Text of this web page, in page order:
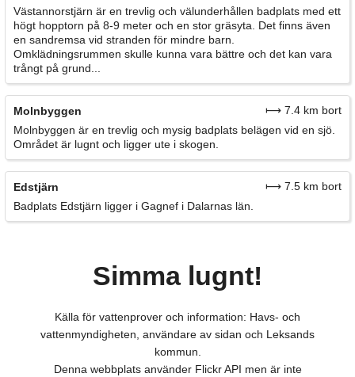
Västannorstjärn är en trevlig och välunderhållen badplats med ett
högt hopptorn på 8-9 meter och en stor gräsyta. Det finns även
en sandremsa vid stranden för mindre barn.
Omklädningsrummen skulle kunna vara bättre och det kan vara
trångt på grund...
Molnbyggen
⟼ 7.4 km bort
Molnbyggen är en trevlig och mysig badplats belägen vid en sjö.
Området är lugnt och ligger ute i skogen.
Edstjärn
⟼ 7.5 km bort
Badplats Edstjärn ligger i Gagnef i Dalarnas län.
Simma lugnt!
Källa för vattenprover och information: Havs- och
vattenmyndigheten, användare av sidan och Leksands
kommun.
Denna webbplats använder Flickr API men är inte